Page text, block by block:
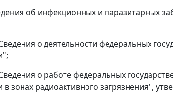
об инфекционных и паразитарных
о деятельности федеральных
о работе федеральных
зонах радиоактивного загрязнения",